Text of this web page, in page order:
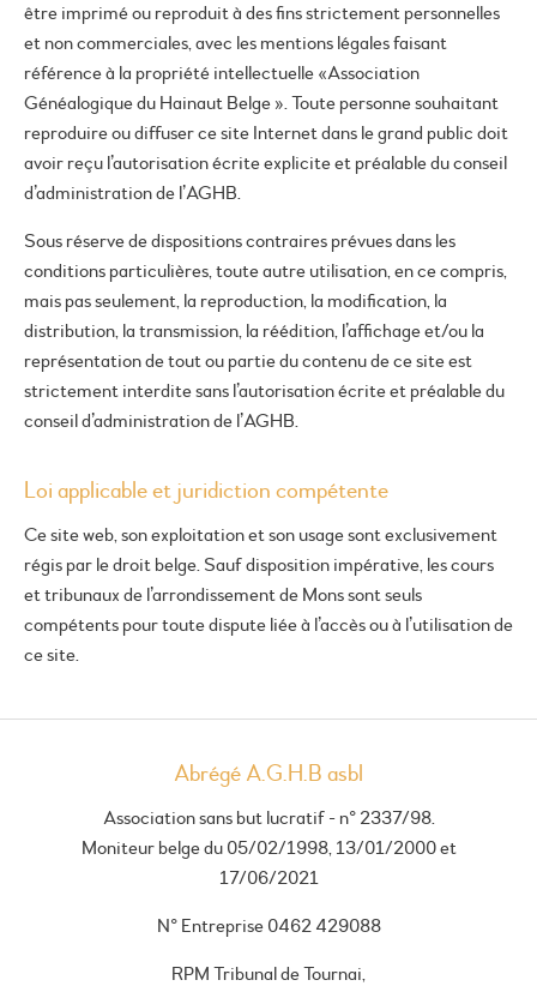
être imprimé ou reproduit à des fins strictement personnelles
et non commerciales, avec les mentions légales faisant
référence à la propriété intellectuelle «Association
Généalogique du Hainaut Belge ». Toute personne souhaitant
reproduire ou diffuser ce site Internet dans le grand public doit
avoir reçu l’autorisation écrite explicite et préalable du conseil
d’administration de l’AGHB.
Sous réserve de dispositions contraires prévues dans les
conditions particulières, toute autre utilisation, en ce compris,
mais pas seulement, la reproduction, la modification, la
distribution, la transmission, la réédition, l’affichage et/ou la
représentation de tout ou partie du contenu de ce site est
strictement interdite sans l’autorisation écrite et préalable du
conseil d’administration de l’AGHB.
Loi applicable et juridiction compétente
Ce site web, son exploitation et son usage sont exclusivement
régis par le droit belge. Sauf disposition impérative, les cours
et tribunaux de l’arrondissement de Mons sont seuls
compétents pour toute dispute liée à l’accès ou à l’utilisation de
ce site.
Abrégé A.G.H.B asbl
Association sans but lucratif - n° 2337/98.
Moniteur belge du 05/02/1998, 13/01/2000 et
17/06/2021
N° Entreprise 0462 429088
RPM Tribunal de Tournai,